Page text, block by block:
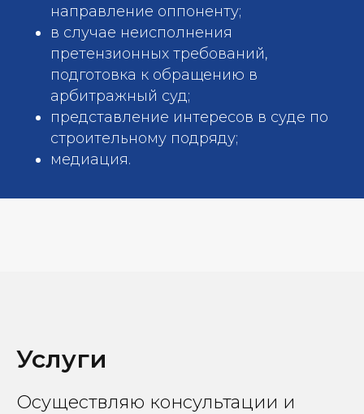
направление оппоненту;
в случае неисполнения
претензионных требований,
подготовка к обращению в
арбитражный суд;
представление интересов в суде по
строительному подряду;
медиация.
Услуги
Осуществляю консультации и